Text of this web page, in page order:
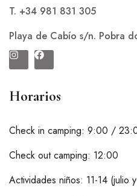
T. +34 981 831 305
Playa de Cabío s/n. Pobra
Horarios
Check in camping: 9:00 /
Check out camping: 12:00
Actividades niños: 11-14 (julio